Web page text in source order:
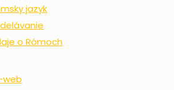
jazyk
o Rómoch